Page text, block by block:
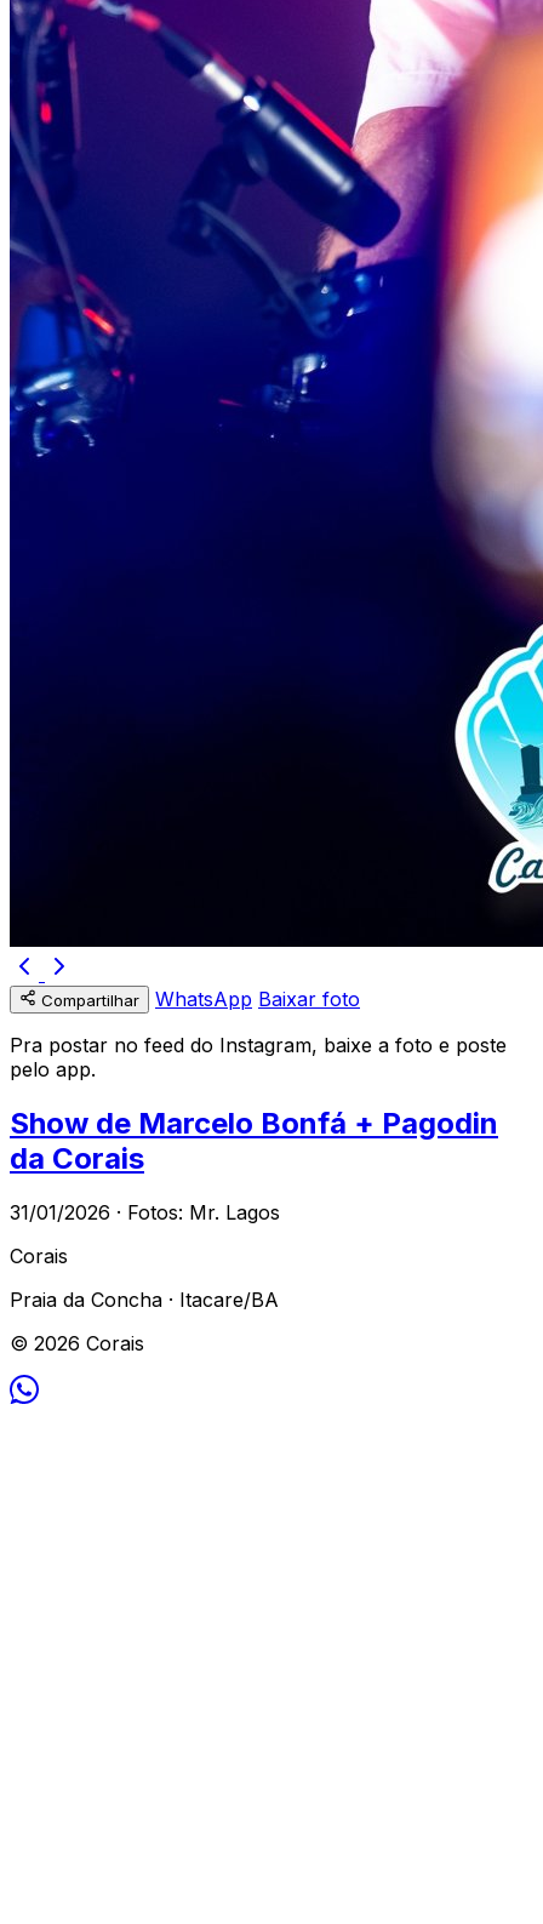
Compartilhar WhatsApp Baixar foto
Pra postar no feed do Instagram, baixe a foto e poste
pelo app.
Show de Marcelo Bonfá + Pagodin
da Corais
31/01/2026 · Fotos: Mr. Lagos
Corais
Praia da Concha · Itacare/BA
© 2026 Corais